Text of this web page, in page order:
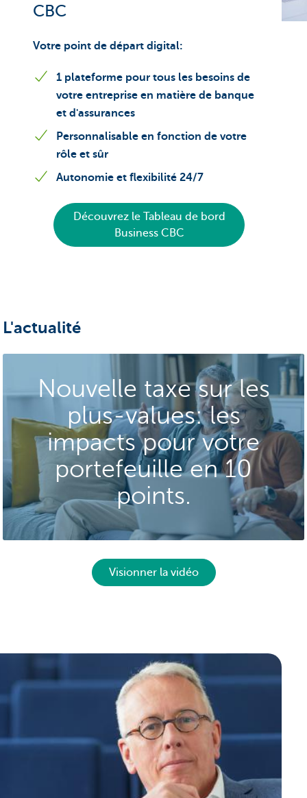
CBC
Votre point de départ digital:
1 plateforme pour tous les besoins de
votre entreprise en matière de banque
et d'assurances
Personnalisable en fonction de votre
rôle et sûr
Autonomie et flexibilité 24/7
Découvrez le Tableau de bord
Business CBC
L'actualité
Nouvelle taxe sur les
plus‑values: les
impacts pour votre
portefeuille en 10
points.
Visionner la vidéo